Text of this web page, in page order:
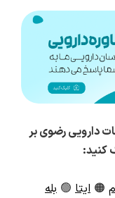
دارویی رضوی بر
کنید:
🟠 ایتا 🟢 بله